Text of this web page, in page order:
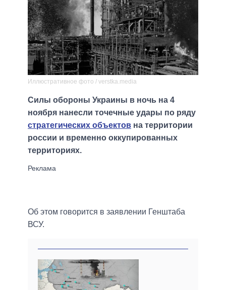
Иллюстративное фото / verstka.media
Силы обороны Украины в ночь на 4
ноября нанесли точечные удары по ряду
стратегических объектов на территории
россии и временно оккупированных
территориях.
Об этом говорится в заявлении Генштаба
ВСУ.